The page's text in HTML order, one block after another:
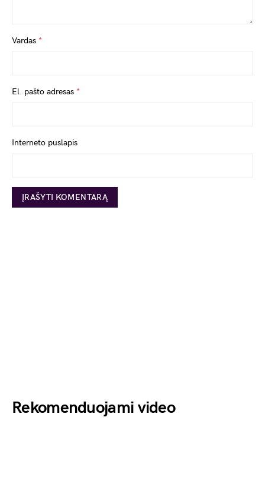
Vardas *
El. pašto adresas *
Interneto puslapis
Rekomenduojami video